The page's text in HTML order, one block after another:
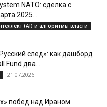
NATO: сделка с
2025...
(AI) и алгоритмы власти
след»: как дашборд
Fund два...
21.07.2026
побед над Ираном